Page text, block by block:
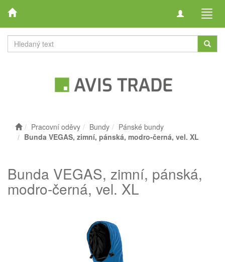
Toggle
Pracovní oděvy Bundy
Pánské bundy
Bunda VEGAS, zimní, pánská, modro-černá, vel. XL
Bunda VEGAS, zimní, pánská,
modro-černá, vel. XL